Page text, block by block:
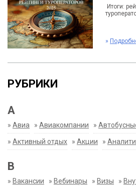
Итоги:
»
РУБРИКИ
А
» Авиа » Авиакомпании »
» Активный отдых » Акции »
В
» Вакансии » Вебинары » Визы »